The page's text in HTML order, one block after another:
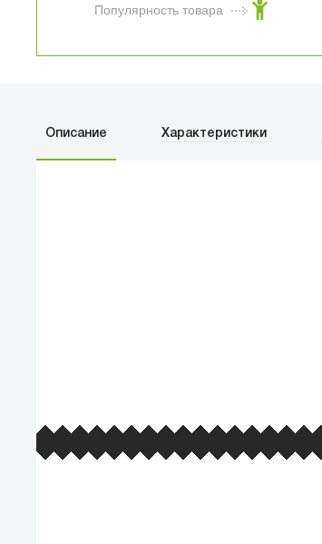
Популярность товара
Spider-Man 82495
Описание Характеристики